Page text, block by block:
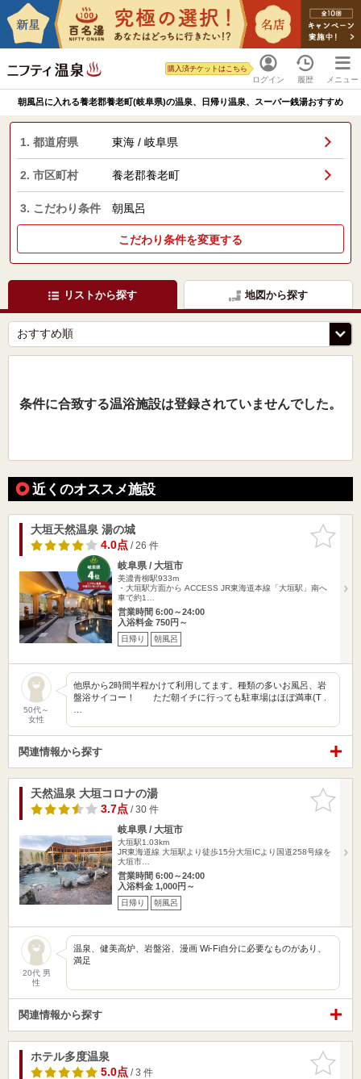
ログイン
購入済チケットはこちら
履歴 メニュー
朝風呂に入れる養老郡養老町(岐阜県)の温泉、日帰り温泉、スーパー銭湯おすすめ
1. 都道府県 東海 / 岐阜県
2. 市区町村 養老郡養老町
3. こだわり条件 朝風呂
こだわり条件を変更する
リストから探す 地図から探す
条件に合致する温浴施設は登録されていませんでした。
近くのオススメ施設
お気に入
りに追加
大垣天然温泉 湯の城
4.0点/ 26 件
岐阜県 / 大垣市
美濃青柳駅933m
・大垣駅方面から ACCESS JR東海道本線「大垣駅」南へ
車で約1…
営業時間 6:00～24:00
入浴料金 750円～
日帰り 朝風呂
50代～
女性
他県から2時間半程かけて利用してます。種類の多いお風呂、岩
盤浴サイコー！ ただ朝イチに行っても駐車場はほぼ満車(T .
関連情報から探す
お気に入
りに追加
天然温泉 大垣コロナの湯
3.7点/ 30 件
岐阜県 / 大垣市
大垣駅1.03km
JR東海道線 大垣駅より徒歩15分大垣ICより国道258号線を
大垣市…
営業時間 6:00～24:00
入浴料金 1,000円～
日帰り 朝風呂
20代 男
性
温泉、健美高炉、岩盤浴、漫画 Wi-Fi自分に必要なものがあり、
満足
関連情報から探す
お気に入
りに追加
ホテル多度温泉
5.0点/ 3 件